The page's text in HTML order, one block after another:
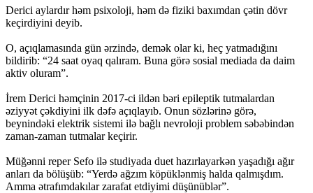
Derici aylardır həm psixoloji, həm də fiziki baxımdan çətin dövr
keçirdiyini deyib.
O, açıqlamasında gün ərzində, demək olar ki, heç yatmadığını
bildirib: “24 saat oyaq qalıram. Buna görə sosial mediada da daim
aktiv oluram”.
İrem Derici həmçinin 2017-ci ildən bəri epileptik tutmalardan
əziyyət çəkdiyini ilk dəfə açıqlayıb. Onun sözlərinə görə,
beynindəki elektrik sistemi ilə bağlı nevroloji problem səbəbindən
zaman-zaman tutmalar keçirir.
Müğənni reper Sefo ilə studiyada duet hazırlayarkən yaşadığı ağır
anları da bölüşüb: “Yerdə ağzım köpüklənmiş halda qalmışdım.
Amma ətrafımdakılar zarafat etdiyimi düşünüblər”.